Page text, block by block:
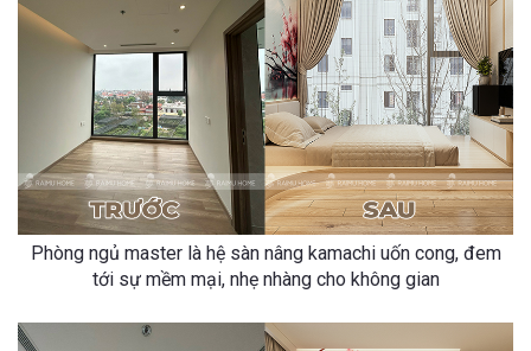
Phòng ngủ master là hệ sàn nâng kamachi uốn cong, đem
tới sự mềm mại, nhẹ nhàng cho không gian